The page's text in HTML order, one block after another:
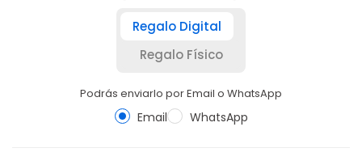
Regalo Digital
Regalo Físico
Podrás enviarlo por Email o WhatsApp
Email WhatsApp